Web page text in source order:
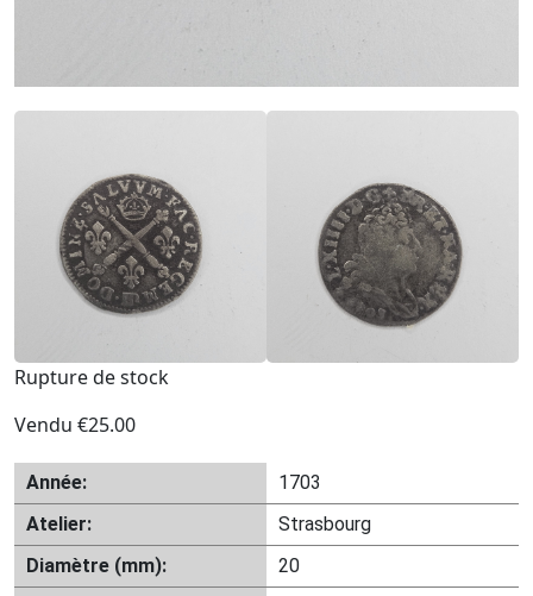
Rupture de stock
Vendu €25.00
Année:
1703
Atelier:
Strasbourg
Diamètre (mm):
20